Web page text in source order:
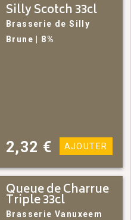
Silly Scotch 33cl
Brasserie de Silly
Brune
| 8%
2,32 € AJOUTER
Queue de Charrue
Triple 33cl
Brasserie Vanuxeem